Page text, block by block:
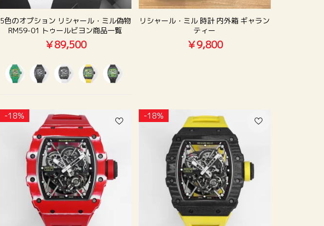
5色のオプション リシャール・ミル偽物
RM59-01 トゥールビヨン商品一覧
￥89,500
リシャール・ミル 時計 内外箱 ギャラン
ティー
￥9,800
-18% -18%